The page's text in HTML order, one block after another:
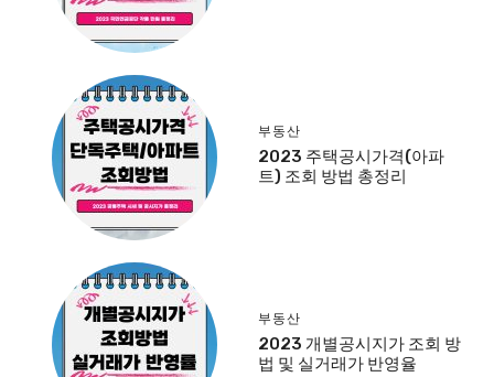
부동산
2023 주택공시가격(아파
트) 조회 방법 총정리
부동산
2023 개별공시지가 조회 방
법 및 실거래가 반영율